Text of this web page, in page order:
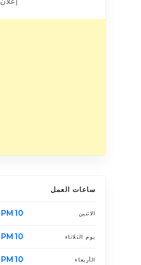
ساعات العمل
الاثنين 10 AM–10 PM
يوم الثلاثاء 10 AM–10 PM
الأربعاء 10 AM–10 PM